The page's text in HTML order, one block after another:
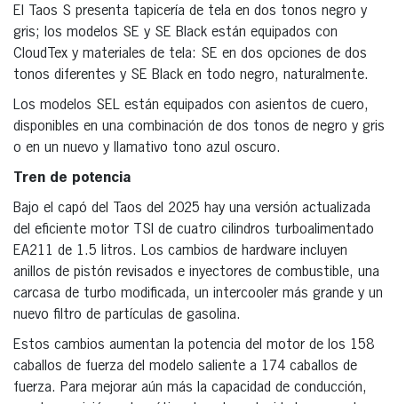
El Taos S presenta tapicería de tela en dos tonos negro y
gris; los modelos SE y SE Black están equipados con
CloudTex y materiales de tela: SE en dos opciones de dos
tonos diferentes y SE Black en todo negro, naturalmente.
Los modelos SEL están equipados con asientos de cuero,
disponibles en una combinación de dos tonos de negro y gris
o en un nuevo y llamativo tono azul oscuro.
Tren de potencia
Bajo el capó del Taos del 2025 hay una versión actualizada
del eficiente motor TSI de cuatro cilindros turboalimentado
EA211 de 1.5 litros. Los cambios de hardware incluyen
anillos de pistón revisados e inyectores de combustible, una
carcasa de turbo modificada, un intercooler más grande y un
nuevo filtro de partículas de gasolina.
Estos cambios aumentan la potencia del motor de los 158
caballos de fuerza del modelo saliente a 174 caballos de
fuerza. Para mejorar aún más la capacidad de conducción,